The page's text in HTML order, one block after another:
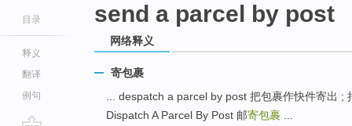
目录
释义
翻译
例句
send a parcel by post
网络释义
寄包裹
... despatch a parcel by post 把包裹作快件寄出 ;
Dispatch A Parcel By Post 邮寄包裹